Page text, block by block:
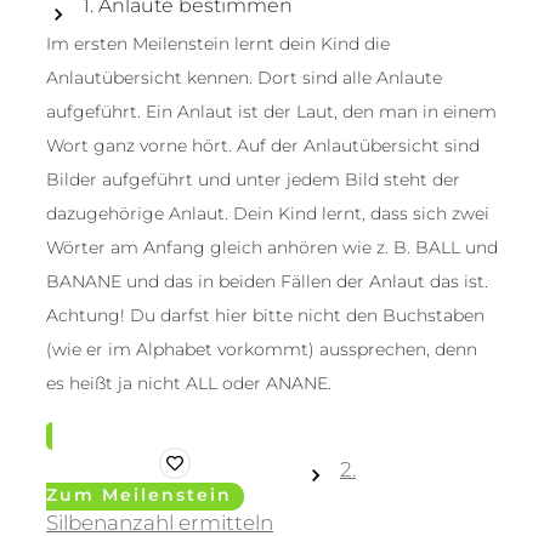
1. Anlaute bestimmen
Im ersten Meilenstein lernt dein Kind die
Anlautübersicht kennen. Dort sind alle Anlaute
aufgeführt. Ein Anlaut ist der Laut, den man in einem
Wort ganz vorne hört. Auf der Anlautübersicht sind
Bilder aufgeführt und unter jedem Bild steht der
dazugehörige Anlaut. Dein Kind lernt, dass sich zwei
Wörter am Anfang gleich anhören wie z. B. BALL und
BANANE und das in beiden Fällen der Anlaut das ist.
Achtung! Du darfst hier bitte nicht den Buchstaben
(wie er im Alphabet vorkommt) aussprechen, denn
es heißt ja nicht ALL oder ANANE.
Zum Meilenstein
2.
Silbenanzahl ermitteln